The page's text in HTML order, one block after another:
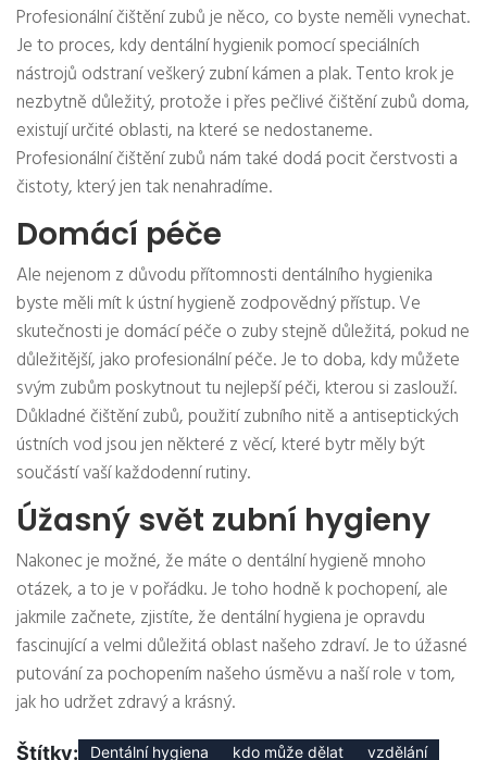
Profesionální čištění zubů je něco, co byste neměli vynechat.
Je to proces, kdy dentální hygienik pomocí speciálních
nástrojů odstraní veškerý zubní kámen a plak. Tento krok je
nezbytně důležitý, protože i přes pečlivé čištění zubů doma,
existují určité oblasti, na které se nedostaneme.
Profesionální čištění zubů nám také dodá pocit čerstvosti a
čistoty, který jen tak nenahradíme.
Domácí péče
Ale nejenom z důvodu přítomnosti dentálního hygienika
byste měli mít k ústní hygieně zodpovědný přístup. Ve
skutečnosti je domácí péče o zuby stejně důležitá, pokud ne
důležitější, jako profesionální péče. Je to doba, kdy můžete
svým zubům poskytnout tu nejlepší péči, kterou si zaslouží.
Důkladné čištění zubů, použití zubního nitě a antiseptických
ústních vod jsou jen některé z věcí, které bytr měly být
součástí vaší každodenní rutiny.
Úžasný svět zubní hygieny
Nakonec je možné, že máte o dentální hygieně mnoho
otázek, a to je v pořádku. Je toho hodně k pochopení, ale
jakmile začnete, zjistíte, že dentální hygiena je opravdu
fascinující a velmi důležitá oblast našeho zdraví. Je to úžasné
putování za pochopením našeho úsměvu a naší role v tom,
jak ho udržet zdravý a krásný.
Štítky: Dentální hygiena kdo může dělat
vzdělání